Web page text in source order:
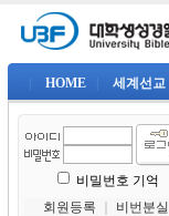
HOME 세계선교
비밀번호 기억
회원등록
비번분실